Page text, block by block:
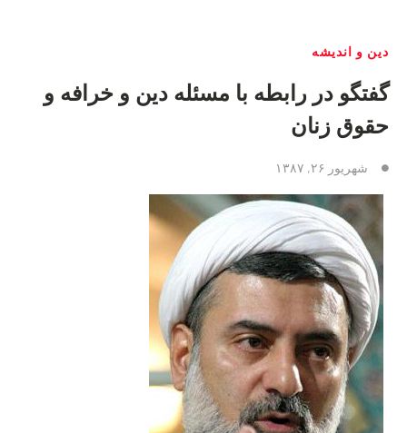
دین و اندیشه
گفتگو در رابطه با مسئله دین و خرافه و
حقوق زنان
شهریور ۲۶, ۱۳۸۷